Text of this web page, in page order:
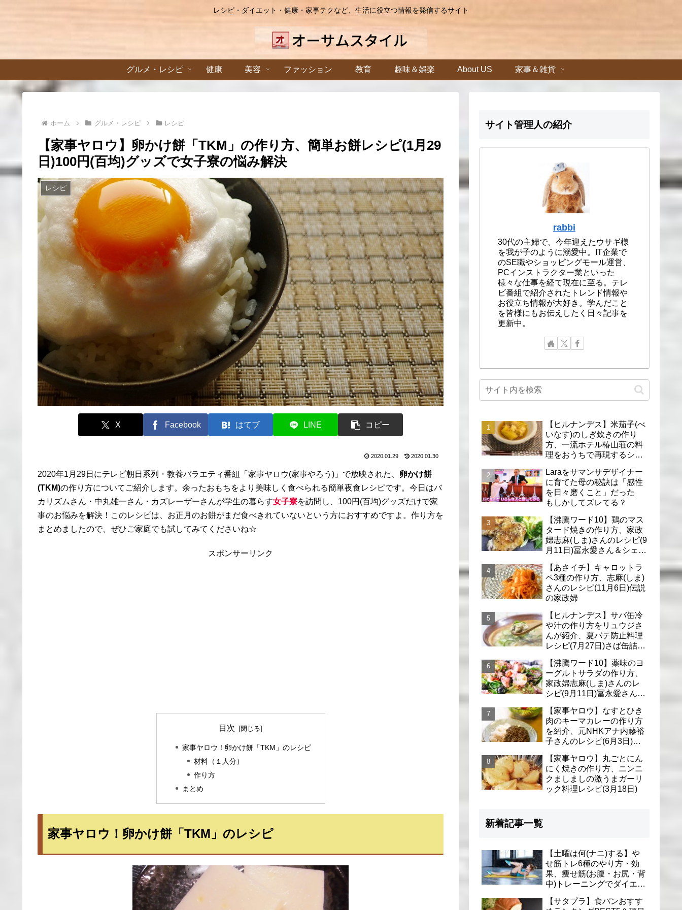
レシピ・ダイエット・健康・家事テクなど、生活に役立つ情報を発信するサイト
グルメ・レシピ 健康 美容 ファッション 教育 趣味＆娯楽 About US 家事＆雑貨
ホーム グルメ・レシピ レシピ
【家事ヤロウ】卵かけ餅「TKM」の作り方、簡単お餅レシピ(1月29
日)100円(百均)グッズで女子寮の悩み解決
レシピ
X Facebook はてブ LINE コピー
2020.01.29 2020.01.30
2020年1月29日にテレビ朝日系列・教養バラエティ番組「家事ヤロウ(家事やろう)」で放映された、 卵かけ餅
(TKM)の作り方についてご紹介します。余ったおもちをより美味しく食べられる簡単夜食レシピです。今日はバ
カリズムさん・中丸雄一さん・カズレーザーさんが学生の暮らす女子寮を訪問し、100円(百均)グッズだけで家
事のお悩みを解決！このレシピは、お正月のお餅がまだ食べきれていないという方におすすめですよ。作り方を
まとめましたので、ぜひご家庭でも試してみてくださいね☆
スポンサーリンク
目次
家事ヤロウ！卵かけ餅「TKM」のレシピ
材料（１人分）
作り方
まとめ
家事ヤロウ！卵かけ餅「TKM」のレシピ
サイト管理人の紹介
rabbi
30代の主婦で、今年迎えたウサギ様
を我が子のように溺愛中。IT企業で
のSE職やショッピングモール運営、
PCインストラクター業といった
様々な仕事を経て現在に至る。テレ
ビ番組で紹介されたトレンド情報や
お役立ち情報が大好き。学んだこと
を皆様にもお伝えしたく日々記事を
更新中。
【ヒルナンデス】米茄子(べ
いなす)のしぎ炊きの作り
方、一流ホテル椿山荘の料
理をおうちで再現するシェ
Laraをサマンサデザイナー
に育てた母の秘訣は「感性
を日々磨くこと」だった
もしかしてズレてる？
【沸騰ワード10】鶏のマス
タード焼きの作り方、家政
婦志麻(しま)さんのレシピ(9
月11日)冨永愛さん＆シェリ
【あさイチ】キャロットラ
ペ3種の作り方、志麻(しま)
さんのレシピ(11月6日)伝説
の家政婦
【ヒルナンデス】サバ缶冷
や汁の作り方をリュウジさ
んが紹介、夏バテ防止料理
レシピ(7月27日)さば缶詰で
【沸騰ワード10】薬味のヨ
ーグルトサラダの作り方、
家政婦志麻(しま)さんのレ
シピ(9月11日)冨永愛さん＆
【家事ヤロウ】なすとひき
肉のキーマカレーの作り方
を紹介、元NHKアナ内藤裕
子さんのレシピ(6月3日)リ
【家事ヤロウ】丸ごとにん
にく焼きの作り方、ニンニ
クましましの激うまガーリ
ック料理レシピ(3月18日)
新着記事一覧
【土曜は何(ナニ)する】や
せ筋トレ6種のやり方・効
果、痩せ筋(お腹・お尻・背
中)トレーニングでダイエッ
【サタプラ】食パンおすす